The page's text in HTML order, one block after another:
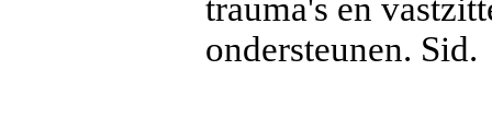
trauma's en
ondersteunen. Sid.